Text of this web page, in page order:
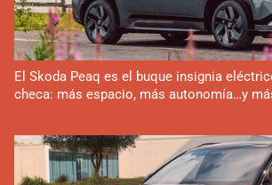
El Skoda Peaq es el buque insignia
checa: más espacio, más autonomía…y